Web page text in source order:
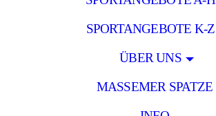
SPORTANGEBOTE K-Z
ÜBER UNS
MASSEMER SPATZE